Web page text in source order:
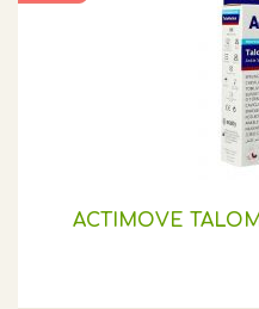
ACTIMOVE